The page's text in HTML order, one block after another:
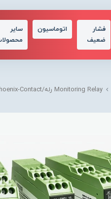
فشار
ضعیف
اتوماسیون
سایر
Monitoring Relay رله/Phoenix-Contact/فونیکس